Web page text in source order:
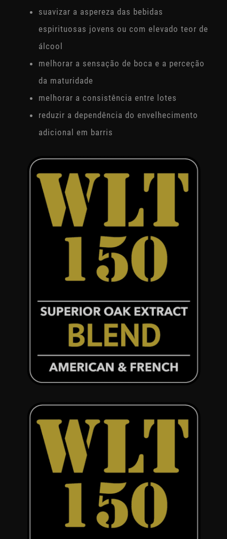
suavizar a aspereza das bebidas
espirituosas jovens ou com elevado teor de
álcool
melhorar a sensação de boca e a perceção
da maturidade
melhorar a consistência entre lotes
reduzir a dependência do envelhecimento
adicional em barris